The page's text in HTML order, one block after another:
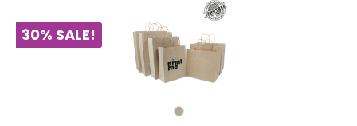
30% SALE!